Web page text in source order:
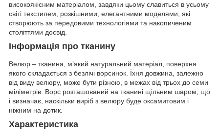
високоякісним матеріалом, завдяки цьому славиться в усьому
світі текстилем, розкішними, елегантними моделями, які
створюють за передовими технологіями та накопиченим
століттями досвід.
Інформація про тканину
Велюр – тканина, м’який натуральний матеріал, поверхня
якого складається з безлічі ворсинок. Їхня довжина, залежно
від виду велюру, може бути різною, в межах від трьох до семи
міліметрів. Ворс розташований на тканині щільним шаром, що
і визначає, наскільки виріб з велюру буде оксамитовим і
ніжним на дотик.
Характеристика